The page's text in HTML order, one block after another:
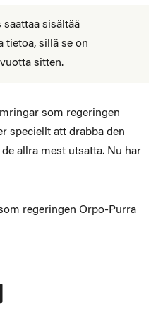
sisältää
tietoa, sillä se on
sitten.
som regeringen
speciellt att drabba den
allra mest utsatta. Nu har
regeringen Orpo-Purra
Jaa LinkedIn:ssä